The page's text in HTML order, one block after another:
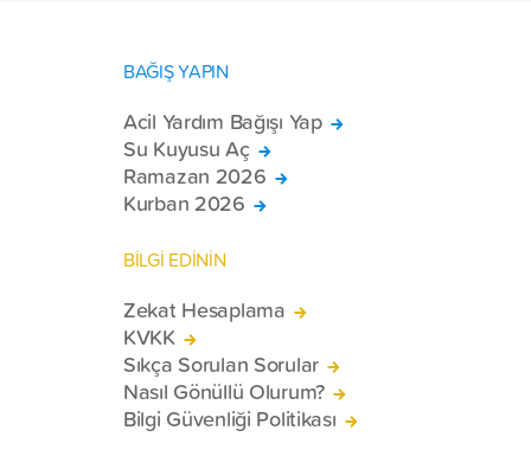
BAĞIŞ YAPIN
Acil Yardım Bağışı Yap
Su Kuyusu Aç
Ramazan 2026
Kurban 2026
BİLGİ EDİNİN
Zekat Hesaplama
KVKK
Sıkça Sorulan Sorular
Nasıl Gönüllü Olurum?
Bilgi Güvenliği Politikası